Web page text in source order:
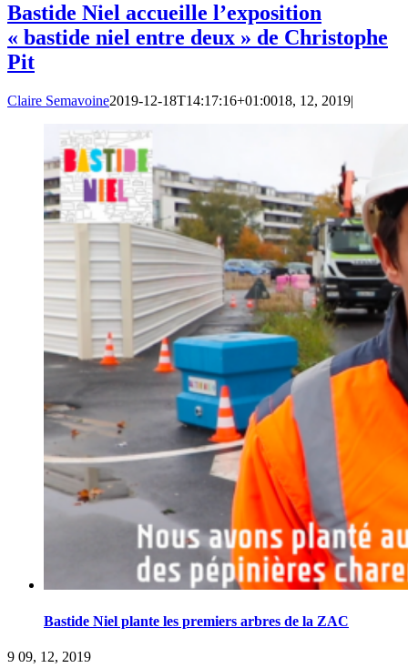
Bastide Niel accueille l’exposition
« bastide niel entre deux » de Christophe
Pit
Claire Semavoine2019-12-18T14:17:16+01:0018, 12, 2019|
Bastide Niel plante les premiers arbres de la ZAC
9 09, 12, 2019